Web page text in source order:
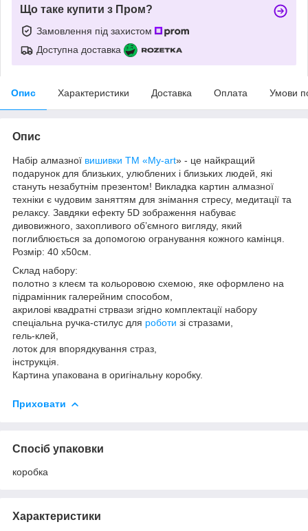
Що таке купити з Пром?
Замовлення під захистом
Доступна доставка
Опис Характеристики Доставка Оплата Умови
Опис
Набір алмазної вишивки ТМ «My-art» - це найкращий
подарунок для близьких, улюблених і близьких людей, які
стануть незабутнім презентом! Викладка картин алмазної
техніки є чудовим заняттям для знімання стресу, медитації та
релаксу. Завдяки ефекту 5D зображення набуває
дивовижного, захопливого об’ємного вигляду, який
поглиблюється за допомогою огранування кожного камінця.
Розмір: 40 x50см.
Склад набору:
полотно з клеєм та кольоровою схемою, яке оформлено на
підрамінник галерейним способом,
акрилові квадратні стрвази згідно комплектації набору
спеціальна ручка-стилус для роботи зі стразами,
гель-клей,
лоток для впорядкування страз,
інструкція.
Картина упакована в оригінальну коробку.
Приховати
Спосіб упаковки
коробка
Характеристики